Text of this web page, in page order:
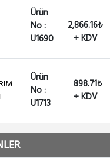
Ürün
No :
U1690
2,866.16₺
+ KDV
Ürün
No :
U1713
898.71₺
+ KDV